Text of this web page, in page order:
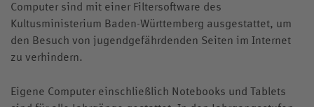
Computer sind mit einer Filtersoftware des
Kultusministerium Baden-Württemberg ausgestattet, um
den Besuch von jugendgefährdenden Seiten im Internet
zu verhindern.
Eigene Computer einschließlich Notebooks und Tablets